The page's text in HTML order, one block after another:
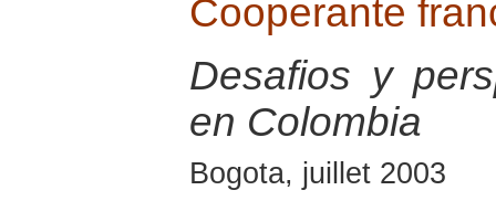
Cooperante
Desafios y
en Colombia
Bogota, juillet 2003